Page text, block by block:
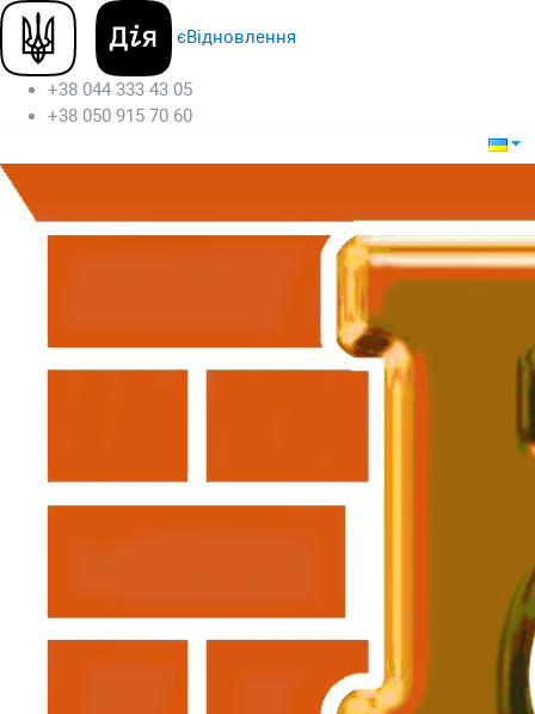
єВідновлення
+38 044 333 43 05
+38 050 915 70 60